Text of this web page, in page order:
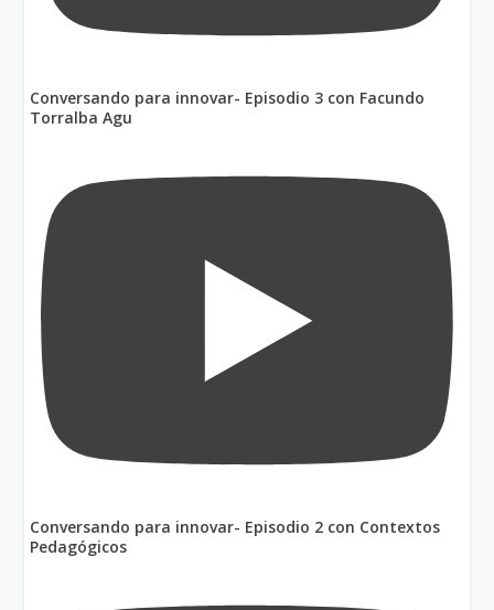
Conversando para innovar- Episodio 3 con Facundo
Torralba Agu
Conversando para innovar- Episodio 2 con Contextos
Pedagógicos